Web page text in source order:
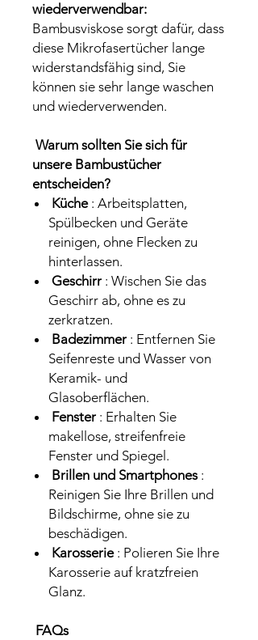
wiederverwendbar:
Bambusviskose sorgt dafür, dass
diese Mikrofasertücher lange
widerstandsfähig sind, Sie
können sie sehr lange waschen
und wiederverwenden.
Warum sollten Sie sich für
unsere Bambustücher
entscheiden?
Küche: Arbeitsplatten,
Spülbecken und Geräte
reinigen, ohne Flecken zu
hinterlassen.
Geschirr : Wischen Sie das
Geschirr ab, ohne es zu
zerkratzen.
Badezimmer : Entfernen Sie
Seifenreste und Wasser von
Keramik- und
Glasoberflächen.
Fenster : Erhalten Sie
makellose, streifenfreie
Fenster und Spiegel.
Brillen und Smartphones:
Reinigen Sie Ihre Brillen und
Bildschirme, ohne sie zu
beschädigen.
Karosserie: Polieren Sie Ihre
Karosserie auf kratzfreien
Glanz.
FAQs